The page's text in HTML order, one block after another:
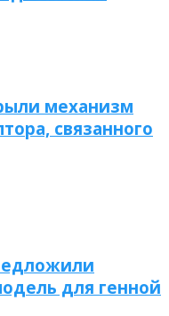
механизм
связанного
для генной